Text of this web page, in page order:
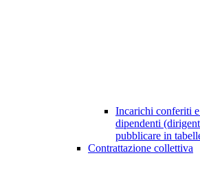
Incarichi conferiti
dipendenti
pubblicare in
Contrattazione collettiva